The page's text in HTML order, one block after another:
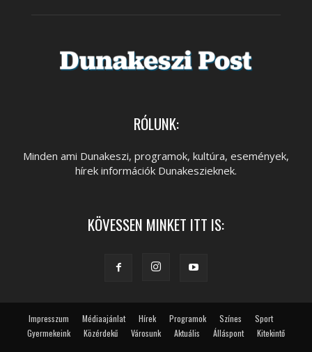
RÓLUNK:
Minden ami Dunakeszi, programok, kultúra, események,
hírek információk Dunakeszieknek.
KÖVESSEN MINKET ITT IS:
Impresszum Médiaajánlat Hírek Programok Színes
Sport
Gyermekeink
Közérdekű Városunk Aktuális Álláspont Kitekintő